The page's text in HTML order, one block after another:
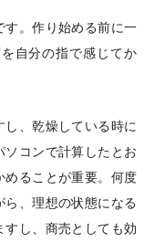
す。作り始める前に一
自分の指で感じてか
、乾燥している時に
コンで計算したとお
めることが重要。何度
、理想の状態になる
し、商売としても効